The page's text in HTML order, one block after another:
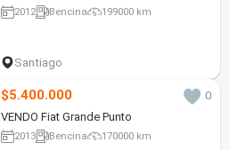
2012 Bencina 199000 km
Santiago
$5.400.000
0
VENDO Fiat Grande Punto
2013 Bencina 170000 km